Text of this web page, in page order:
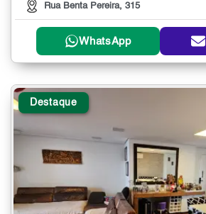
Rua Benta Pereira, 315
WhatsApp
Destaque